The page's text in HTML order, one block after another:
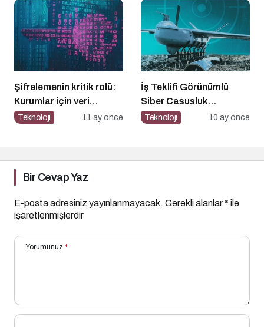
Şifrelemenin kritik rolü:
Kurumlar için veri
güvenliğinin temel
Teknoloji 11 ay önce
İş Teklifi Görünümlü
Siber Casusluk
Operasyonu
Teknoloji 10 ay önce
Bir Cevap Yaz
E-posta adresiniz yayınlanmayacak. Gerekli alanlar* ile
işaretlenmişlerdir
Yorumunuz *